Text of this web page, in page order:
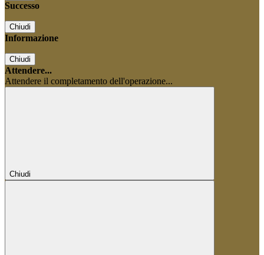
Successo
Chiudi
Informazione
Chiudi
Attendere...
Attendere il completamento dell'operazione...
Chiudi